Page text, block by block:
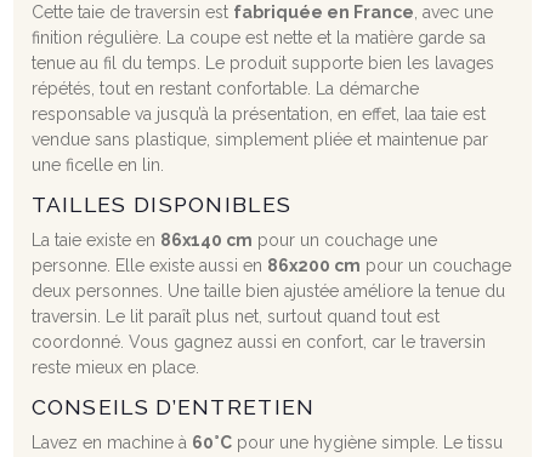
Cette taie de traversin est fabriquée en France , avec une
finition régulière. La coupe est nette et la matière garde sa
tenue au fil du temps. Le produit supporte bien les lavages
répétés, tout en restant confortable. La démarche
responsable va jusqu’à la présentation, en effet, laa taie est
vendue sans plastique, simplement pliée et maintenue par
une ficelle en lin.
TAILLES DISPONIBLES
La taie existe en 86x140 cm pour un couchage une
personne. Elle existe aussi en 86x200 cm pour un couchage
deux personnes. Une taille bien ajustée améliore la tenue du
traversin. Le lit paraît plus net, surtout quand tout est
coordonné. Vous gagnez aussi en confort, car le traversin
reste mieux en place.
CONSEILS D’ENTRETIEN
Lavez en machine à 60°Cpour une hygiène simple. Le tissu